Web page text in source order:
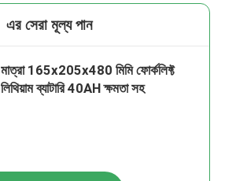
এর সেরা মূল্য পান
মাত্রা 165x205x480 মিমি ফোর্কলিফ্ট
লিথিয়াম ব্যাটারি 40AH ক্ষমতা সহ